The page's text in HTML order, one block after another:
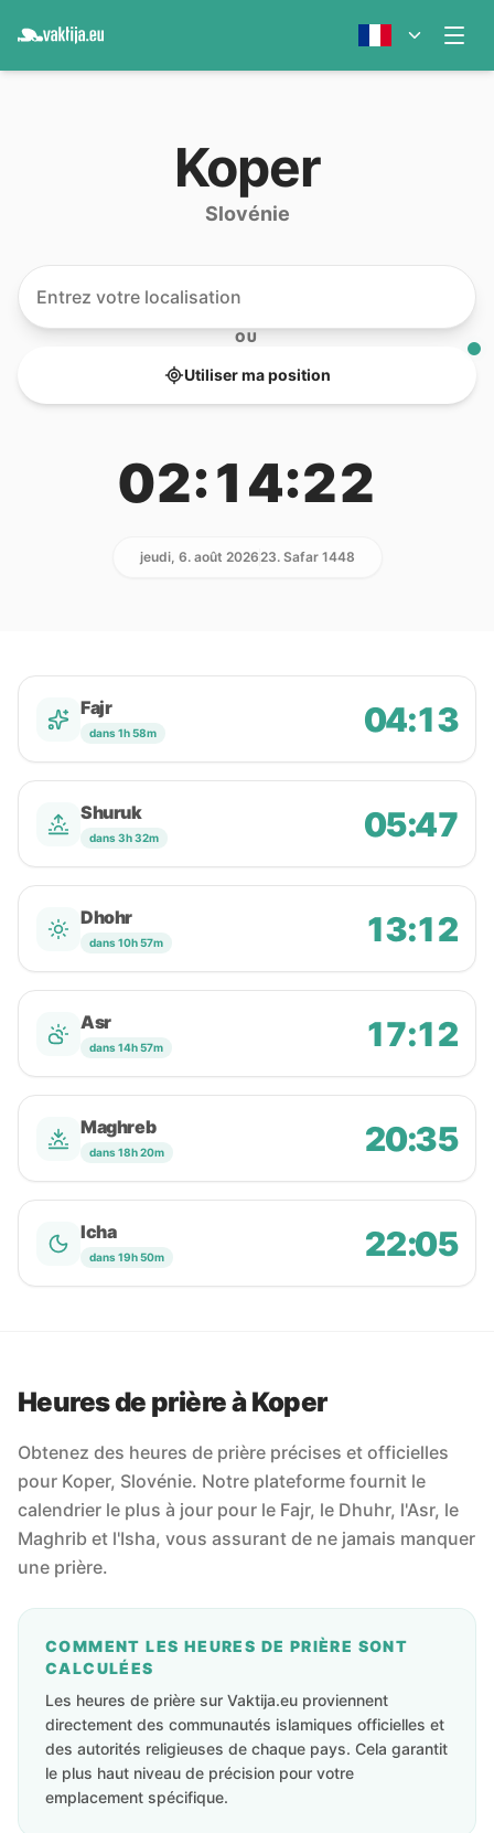
Koper
Slovénie
OU
Utiliser ma position
02:14:22
jeudi, 6. août 202623. Safar 1448
Fajr
dans 1h 58m 04:13
Shuruk
dans 3h 32m 05:47
Dhohr
dans 10h 57m 13:12
Asr
dans 14h 57m 17:12
Maghreb
dans 18h 20m 20:35
Icha
dans 19h 50m 22:05
Heures de prière à Koper
Obtenez des heures de prière précises et officielles
pour Koper, Slovénie. Notre plateforme fournit le
calendrier le plus à jour pour le Fajr, le Dhuhr, l'Asr, le
Maghrib et l'Isha, vous assurant de ne jamais manquer
une prière.
COMMENT LES HEURES DE PRIÈRE SONT
CALCULÉES
Les heures de prière sur Vaktija.eu proviennent
directement des communautés islamiques officielles et
des autorités religieuses de chaque pays. Cela garantit
le plus haut niveau de précision pour votre
emplacement spécifique.